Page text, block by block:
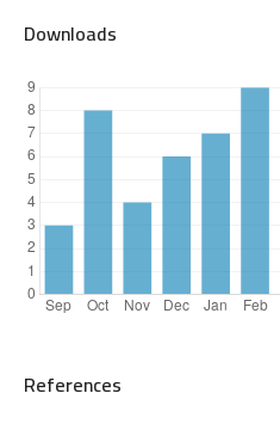
Downloads
References